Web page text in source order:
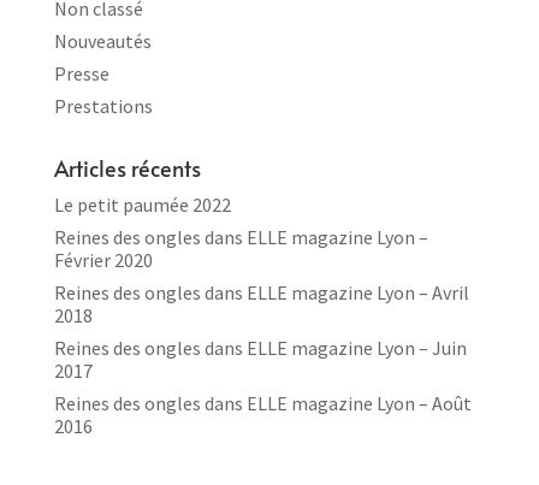
Non classé
Nouveautés
Presse
Prestations
Articles récents
Le petit paumée 2022
Reines des ongles dans ELLE magazine Lyon –
Février 2020
Reines des ongles dans ELLE magazine Lyon – Avril
2018
Reines des ongles dans ELLE magazine Lyon – Juin
2017
Reines des ongles dans ELLE magazine Lyon – Août
2016